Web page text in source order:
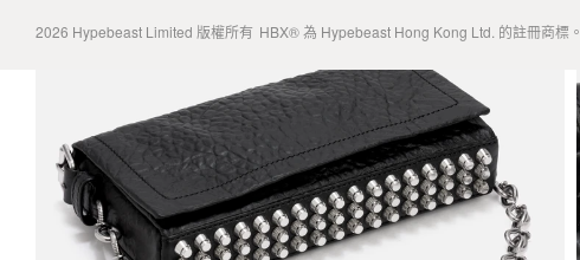
2026 Hypebeast Limited 版權所有 HBX® 為 Hypebeast Hong Kong Ltd. 的註冊商標。